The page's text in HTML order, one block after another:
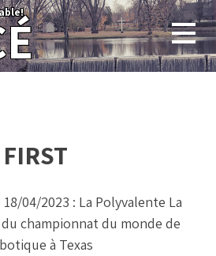
FIRST
04/2023 : La Polyvalente La
championnat du monde de
à Texas